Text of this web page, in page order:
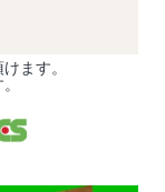
ます。